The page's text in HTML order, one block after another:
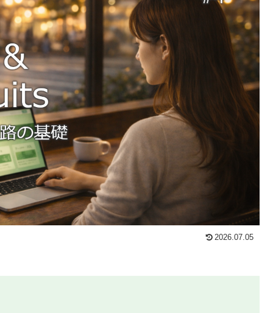
2026.07.05